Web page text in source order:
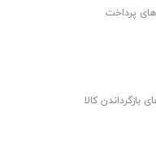
پرداخت
بازگرداندن کالا